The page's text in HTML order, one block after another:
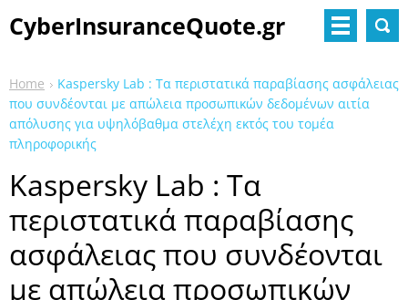
CyberInsuranceQuote.gr
Home
Kaspersky Lab : Τα περιστατικά παραβίασης ασφάλειας
που συνδέονται με απώλεια προσωπικών δεδομένων αιτία
απόλυσης για υψηλόβαθμα στελέχη εκτός του τομέα
πληροφορικής
Kaspersky Lab : Τα
περιστατικά παραβίασης
ασφάλειας που συνδέονται
με απώλεια προσωπικών